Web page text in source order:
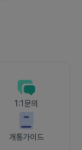
1:1문의
개통가이드